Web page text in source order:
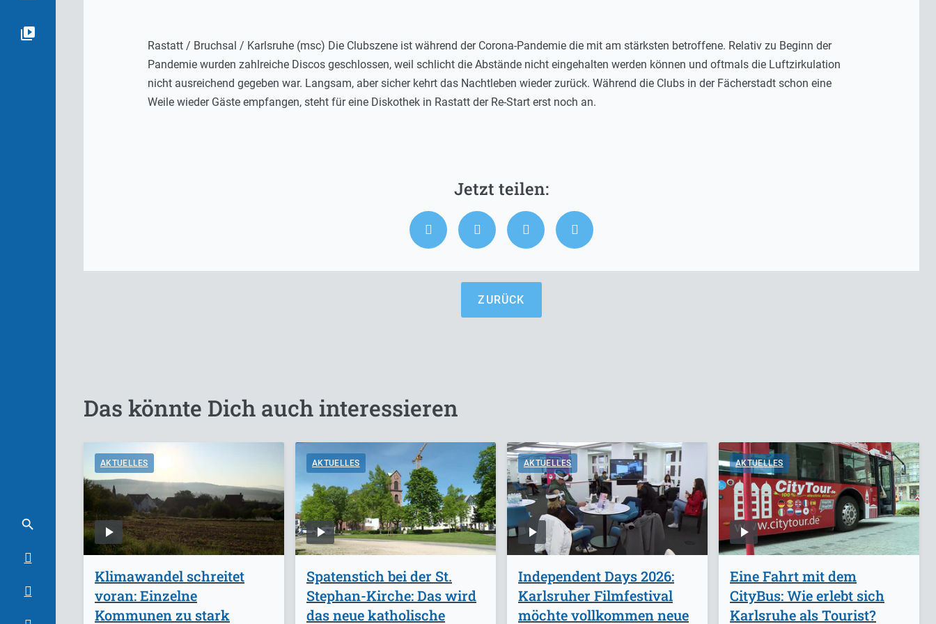
Rastatt / Bruchsal / Karlsruhe (msc) Die Clubszene ist während der Corona-Pandemie die mit am stärksten betroffene. Relativ zu Beginn der
Pandemie wurden zahlreiche Discos geschlossen, weil schlicht die Abstände nicht eingehalten werden können und oftmals die Luftzirkulation
nicht ausreichend gegeben war. Langsam, aber sicher kehrt das Nachtleben wieder zurück. Während die Clubs in der Fächerstadt schon eine
Weile wieder Gäste empfangen, steht für eine Diskothek in Rastatt der Re-Start erst noch an.
ZURÜCK
Das könnte Dich auch interessieren
AKTUELLES
Klimawandel schreitet
voran: Einzelne
Kommunen zu stark
AKTUELLES
Spatenstich bei der St.
Stephan-Kirche: Das wird
das neue katholische
AKTUELLES
Independent Days 2026:
Karlsruher Filmfestival
möchte vollkommen neue
AKTUELLES
Eine Fahrt mit dem
CityBus: Wie erlebt sich
Karlsruhe als Tourist?